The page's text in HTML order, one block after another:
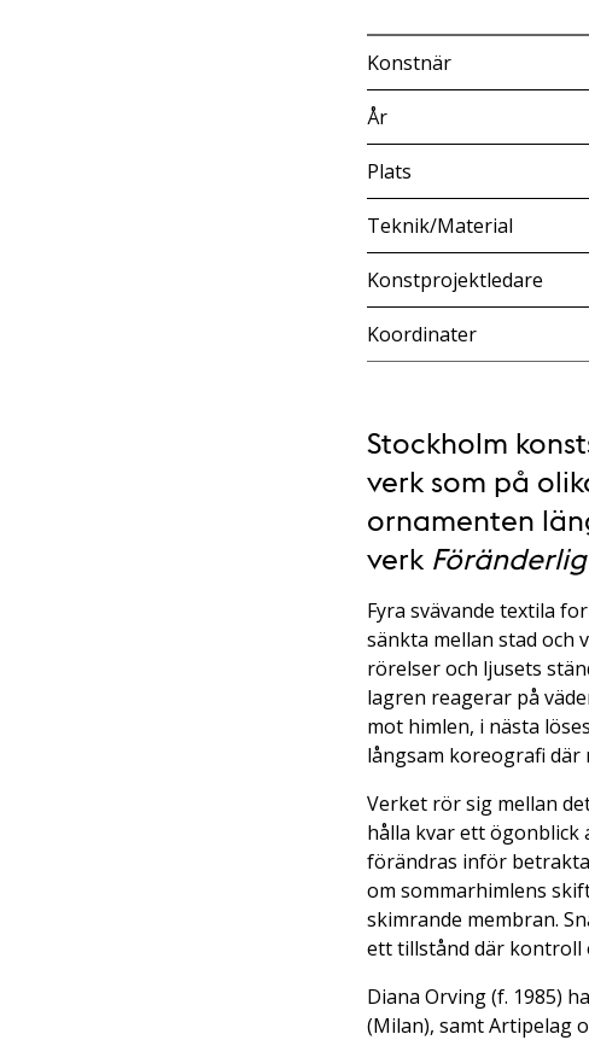
Konstnär
År
Plats
Teknik/Material
Konstprojektledare
Koordinater
Stockholm
verk som på
ornamenten
verk
Fyra svävande textila
sänkta mellan stad och
rörelser och ljusets
lagren reagerar på
mot himlen, i nästa
långsam koreografi
Verket rör sig mellan
hålla kvar ett ögonblick
förändras inför
om sommarhimlens
skimrande membran.
ett tillstånd där kontroll
Diana Orving (f. 1985)
(Milan), samt Artipelag